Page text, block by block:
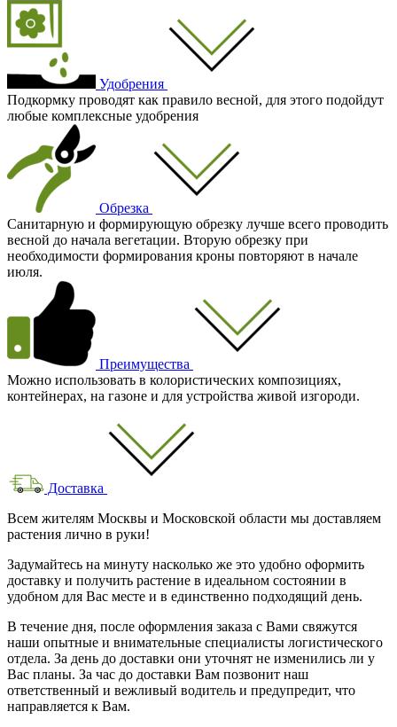
Удобрения
Подкормку проводят как правило весной, для этого подойдут
любые комплексные удобрения
Обрезка
Санитарную и формирующую обрезку лучше всего проводить
весной до начала вегетации. Вторую обрезку при
необходимости формирования кроны повторяют в начале
июля.
Преимущества
Можно использовать в колористических композициях,
контейнерах, на газоне и для устройства живой изгороди.
Доставка
Всем жителям Москвы и Московской области мы доставляем
растения лично в руки!
Задумайтесь на минуту насколько же это удобно оформить
доставку и получить растение в идеальном состоянии в
удобном для Вас месте и в единственно подходящий день.
В течение дня, после оформления заказа с Вами свяжутся
наши опытные и внимательные специалисты логистического
отдела. За день до доставки они уточнят не изменились ли у
Вас планы. За час до доставки Вам позвонит наш
ответственный и вежливый водитель и предупредит, что
направляется к Вам.